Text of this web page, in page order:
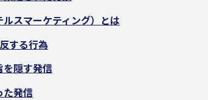
スマーケティング）とは
する行為
を隠す発信
た発信